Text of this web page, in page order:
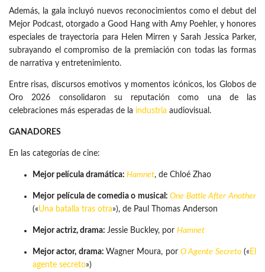
Además, la gala incluyó nuevos reconocimientos como el debut del
Mejor Podcast, otorgado a Good Hang with Amy Poehler, y honores
especiales de trayectoria para Helen Mirren y Sarah Jessica Parker,
subrayando el compromiso de la premiación con todas las formas
de narrativa y entretenimiento.
Entre risas, discursos emotivos y momentos icónicos, los Globos de
Oro 2026 consolidaron su reputación como una de las
celebraciones más esperadas de la industria audiovisual.
GANADORES
En las categorías de cine:
Mejor película dramática: Hamnet, de Chloé Zhao
Mejor película de comedia o musical:One Battle After Another
(«Una batalla tras otra»), de Paul Thomas Anderson
Mejor actriz, drama: Jessie Buckley, por Hamnet
Mejor actor, drama: Wagner Moura, por O Agente Secreto(« El
agente secreto»)